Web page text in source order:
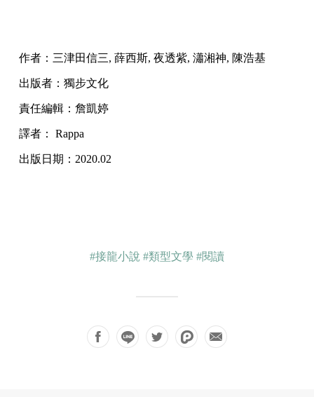
作者：三津田信三, 薛西斯, 夜透紫, 瀟湘神, 陳浩基
出版者：獨步文化
責任編輯：詹凱婷
譯者： Rappa
出版日期：2020.02
#接龍小說 #類型文學 #閱讀